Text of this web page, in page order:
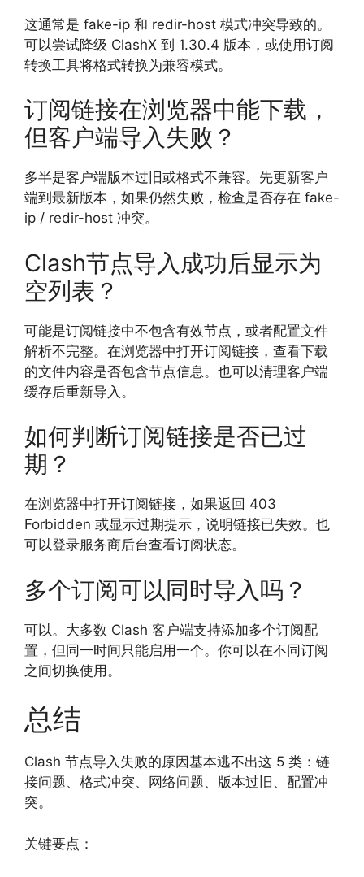
这通常是 fake-ip 和 redir-host 模式冲突导致的。
可以尝试降级 ClashX 到 1.30.4 版本，或使用订阅
转换工具将格式转换为兼容模式。
订阅链接在浏览器中能下载，
但客户端导入失败？
多半是客户端版本过旧或格式不兼容。先更新客户
端到最新版本，如果仍然失败，检查是否存在 fake-
ip / redir-host 冲突。
Clash节点导入成功后显示为
空列表？
可能是订阅链接中不包含有效节点，或者配置文件
解析不完整。在浏览器中打开订阅链接，查看下载
的文件内容是否包含节点信息。也可以清理客户端
缓存后重新导入。
如何判断订阅链接是否已过
期？
在浏览器中打开订阅链接，如果返回 403
Forbidden 或显示过期提示，说明链接已失效。也
可以登录服务商后台查看订阅状态。
多个订阅可以同时导入吗？
可以。大多数 Clash 客户端支持添加多个订阅配
置，但同一时间只能启用一个。你可以在不同订阅
之间切换使用。
总结
Clash 节点导入失败的原因基本逃不出这 5 类：链
接问题、格式冲突、网络问题、版本过旧、配置冲
突。
关键要点：